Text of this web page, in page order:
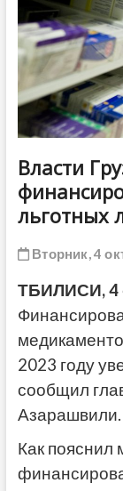
Власти
льготных
Вторник, 4
ТБИЛИСИ, 4
2023 году
сообщил
Азарашвили.
Как пояснил